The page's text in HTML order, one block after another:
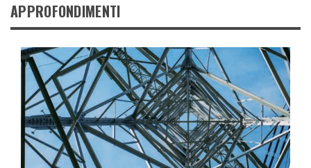
APPROFONDIMENTI